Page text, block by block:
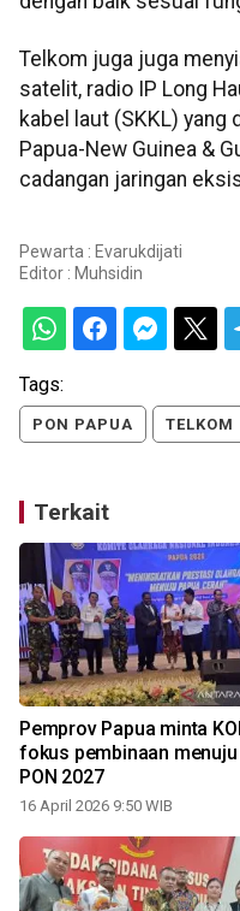
Telkom juga juga
satelit, radio IP Long
kabel laut (SKKL) yang
Papua-New Guinea &
cadangan jaringan
Pewarta : Evarukdijati
Editor : Muhsidin
Tags:
PON PAPUA TELKOM
Terkait
Pemprov Papua minta
fokus pembinaan menuju
PON 2027
16 April 2026 9:50 WIB